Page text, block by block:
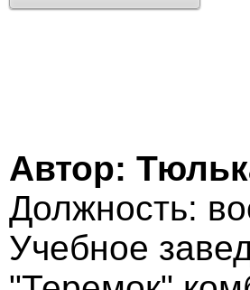
Автор:
Должность:
Учебное